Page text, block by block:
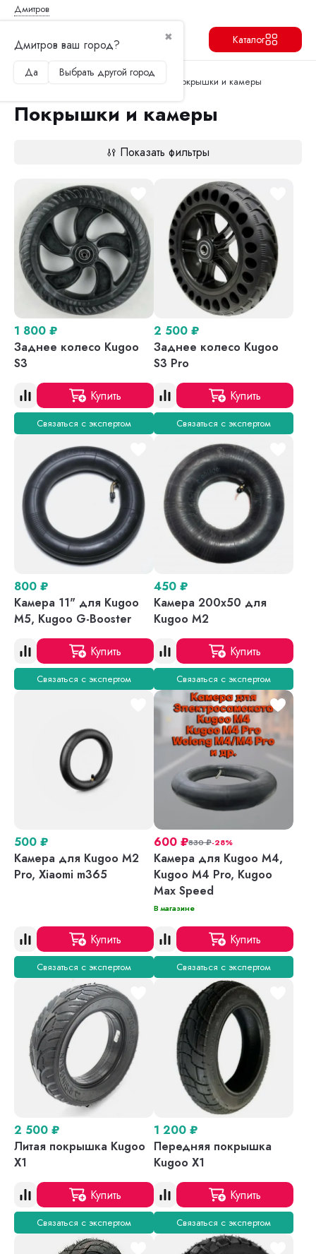
Дмитров
✖
Дмитров ваш город?
Да Выбрать другой город
Каталог
Главная Запчасти и аксессуары Покрышки и камеры
Покрышки и камеры
Показать фильтры
1 800 ₽
Заднее колесо Kugoo
S3
Купить
Связаться с экспертом
2 500 ₽
Заднее колесо Kugoo
S3 Pro
Купить
Связаться с экспертом
800 ₽
Камера 11" для Kugoo
M5, Kugoo G-Booster
Купить
Связаться с экспертом
450 ₽
Камера 200x50 для
Kugoo M2
Купить
Связаться с экспертом
500 ₽
Камера для Kugoo M2
Pro, Xiaomi m365
Купить
Связаться с экспертом
600 ₽830₽-28%
Камера для Kugoo M4,
Kugoo M4 Pro, Kugoo
Max Speed
В магазине
Купить
Связаться с экспертом
2 500 ₽
Литая покрышка Kugoo
X1
Купить
Связаться с экспертом
1 200 ₽
Передняя покрышка
Kugoo X1
Купить
Связаться с экспертом
Продолжить Перейти в корзину